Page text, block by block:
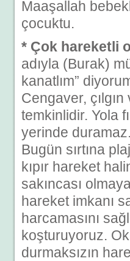
Maaşallah
çocuktu.
* Çok hareketli
adıyla (Burak)
kanatlım”
Cengaver,
temkinlidir. Yola
yerinde
Bugün sırtına
kıpır hareket
sakıncası
hareket imkanı
harcamasını
koşturuyoruz.
durmaksızın